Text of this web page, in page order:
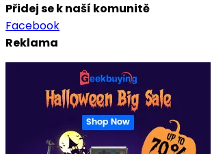
Přidej se k naší komunitě
Facebook
Reklama